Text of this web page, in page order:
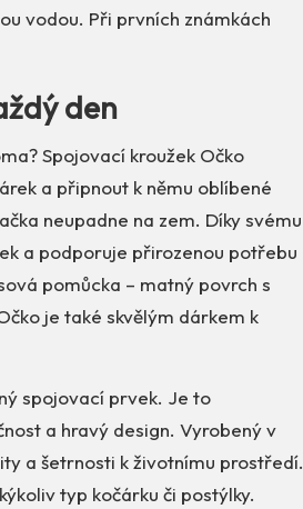
vodou. Při prvních známkách
den
Spojovací kroužek Očko
a připnout k němu oblíbené
neupadne na zem. Díky svému
a podporuje přirozenou potřebu
pomůcka – matný povrch s
je také skvělým dárkem k
spojovací prvek. Je to
a hravý design. Vyrobený v
a šetrnosti k životnímu prostředí.
typ kočárku či postýlky.